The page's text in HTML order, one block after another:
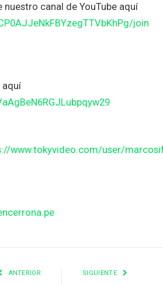
nuestro canal de YouTube aquí
join
aquí
www.tokyvideo.com/user/
ANTERIOR SIGUIENTE